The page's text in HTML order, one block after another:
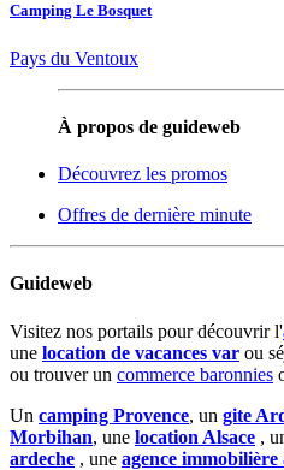
Camping Le Bosquet
Pays du Ventoux
À propos de guideweb
Découvrez les promos
Offres de dernière minute
Guideweb
Visitez nos portails pour découvrir l'
une location de vacances var ou
ou trouver un commerce baronnies
Un camping Provence, un gite
Morbihan, une location Alsace ,
ardeche , une agence